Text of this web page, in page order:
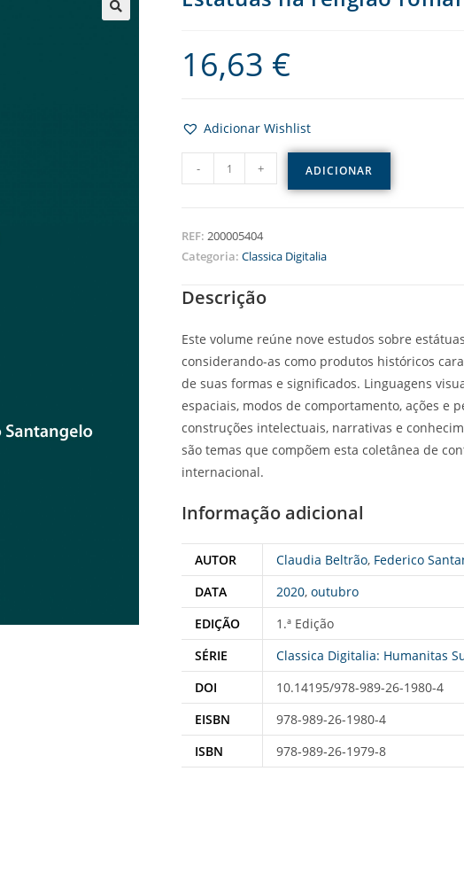
16,63 €
Adicionar Wishlist
- + ADICIONAR
REF: 200005404
Categoria: Classica Digitalia
Descrição
Este volume reúne nove estudos sobre
considerando-as como produtos históricos
de suas formas e significados. Linguagens
espaciais, modos de comportamento, ações e
construções intelectuais, narrativas e
são temas que compõem esta coletânea de
internacional.
Informação adicional
AUTOR Claudia Beltrão, Federico
DATA
2020, outubro
EDIÇÃO
1.ª Edição
SÉRIE
Classica Digitalia: Humanitas
DOI
10.14195/978-989-26-1980-4
EISBN
978-989-26-1980-4
ISBN
978‑989‑26‑1979‑8